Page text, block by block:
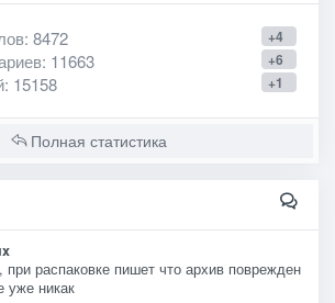
+4
: 8472
+6
: 11663
+1
: 15158
Полная статистика
при распаковке пишет что архив поврежден
уже никак